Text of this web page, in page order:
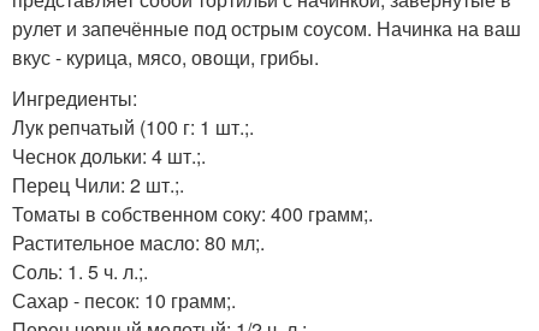
рулет и запечённые под острым соусом. Начинка на ваш
вкус - курица, мясо, овощи, грибы.
Ингредиенты:
Лук репчатый (100 г: 1 шт.;.
Чеснок дольки: 4 шт.;.
Перец Чили: 2 шт.;.
Томаты в собственном соку: 400 грамм;.
Растительное масло: 80 мл;.
Соль: 1. 5 ч. л.;.
Сахар - песок: 10 грамм;.